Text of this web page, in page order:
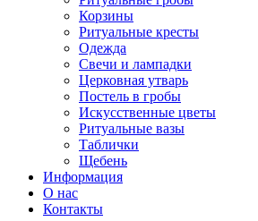
Корзины
Ритуальные кресты
Одежда
Свечи и лампадки
Церковная утварь
Постель в гробы
Искусственные цветы
Ритуальные вазы
Таблички
Щебень
Информация
О нас
Контакты